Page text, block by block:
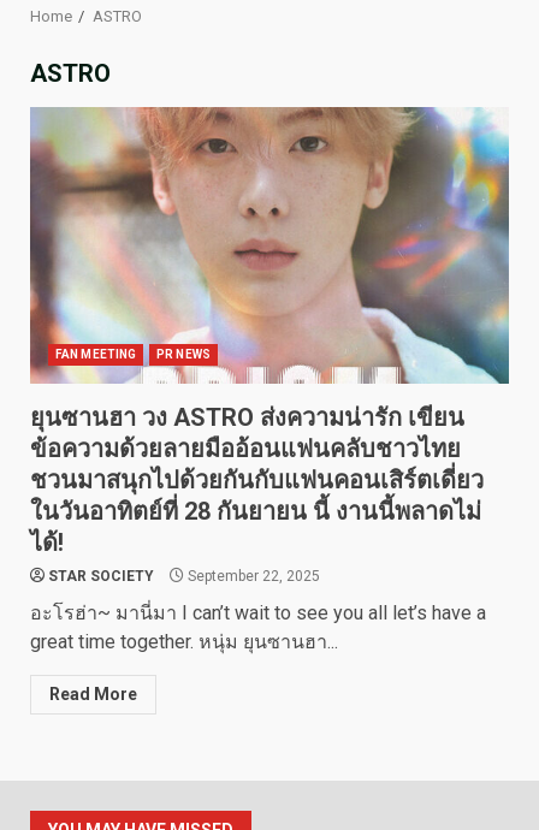
Home ASTRO
ASTRO
FAN MEETING PR NEWS
ยุนซานฮา วง ASTRO ส่งความน่ารัก เขียน
ข้อความด้วยลายมืออ้อนแฟนคลับชาวไทย
ชวนมาสนุกไปด้วยกันกับแฟนคอนเสิร์ตเดี่ยว
ในวันอาทิตย์ที่ 28 กันยายน นี้ งานนี้พลาดไม่
ได้!
STAR SOCIETY September 22, 2025
อะโรฮ่า~ มานี่มา I can’t wait to see you all let’s have a
great time together. หนุ่ม ยุนซานฮา...
Read More